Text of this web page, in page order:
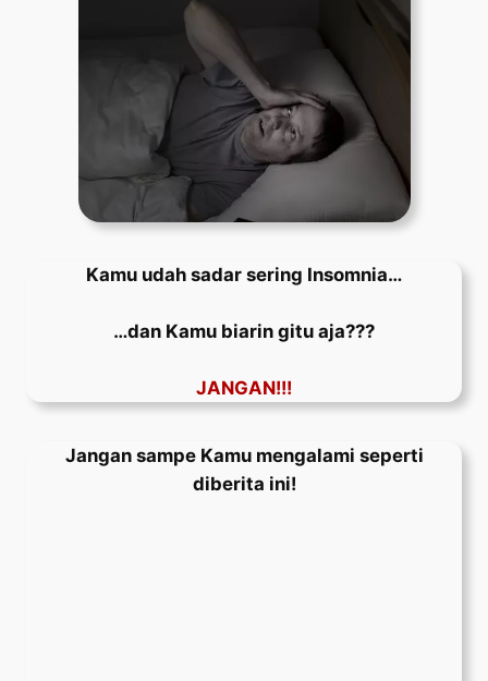
Kamu udah sadar sering Insomnia…
…dan Kamu biarin gitu aja???
JANGAN!!!
Jangan sampe Kamu mengalami seperti
diberita ini!